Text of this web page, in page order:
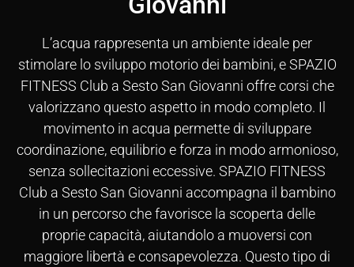
L’acqua rappresenta un ambiente ideale per
stimolare lo sviluppo motorio dei bambini, e SPAZIO
FITNESS Club a Sesto San Giovanni offre corsi che
valorizzano questo aspetto in modo completo. Il
movimento in acqua permette di sviluppare
coordinazione, equilibrio e forza in modo armonioso,
senza sollecitazioni eccessive. SPAZIO FITNESS
Club a Sesto San Giovanni accompagna il bambino
in un percorso che favorisce la scoperta delle
proprie capacità, aiutandolo a muoversi con
maggiore libertà e consapevolezza. Questo tipo di